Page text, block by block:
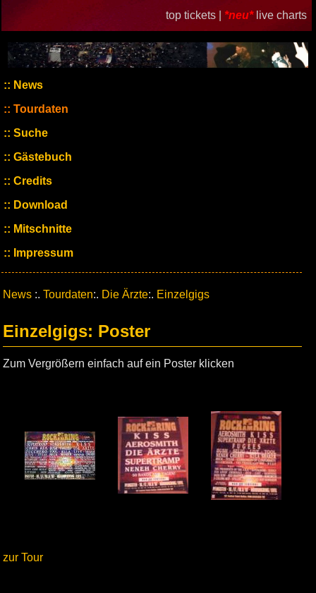
top tickets | *neu* live charts
News
Tourdaten
Suche
Gästebuch
Credits
Download
Mitschnitte
Impressum
News :. Tourdaten:. Die Ärzte:. Einzelgigs
Einzelgigs: Poster
Zum Vergrößern einfach auf ein Poster klicken
zur Tour